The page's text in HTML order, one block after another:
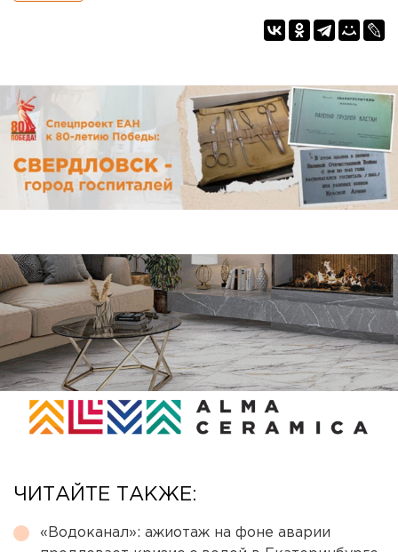
ЧИТАЙТЕ ТАКЖЕ:
«Водоканал»: ажиотаж на фоне аварии